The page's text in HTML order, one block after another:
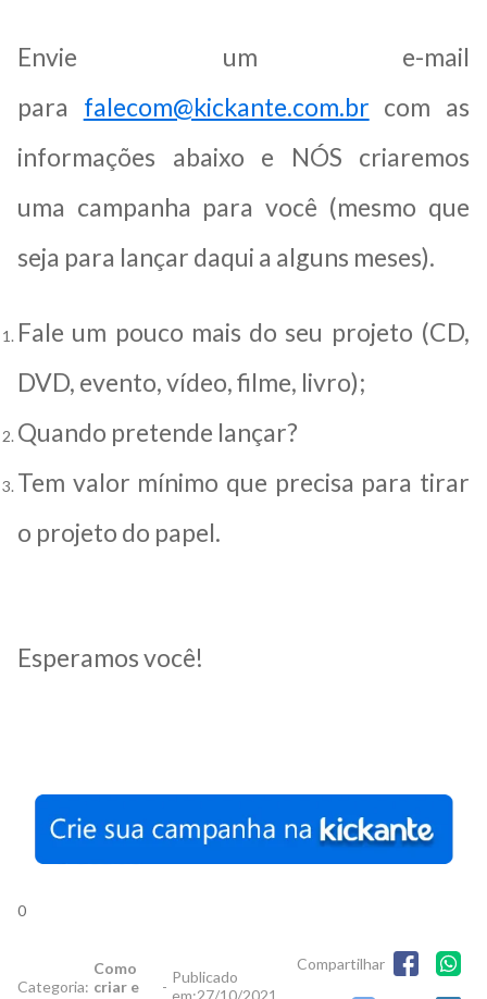
Envie um e-mail
para falecom@kickante.com.br com as
informações abaixo e NÓS criaremos
uma campanha para você (mesmo que
seja para lançar daqui a alguns meses).
Fale um pouco mais do seu projeto (CD,
DVD, evento, vídeo, filme, livro);
Quando pretende lançar?
Tem valor mínimo que precisa para tirar
o projeto do papel.
Esperamos você!
0
Categoria:
Como
criar e
- Publicado
Compartilhar